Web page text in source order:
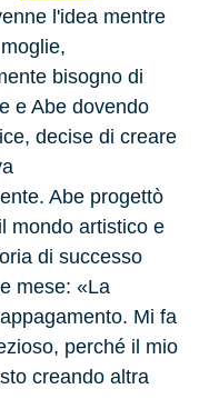
l'idea mentre
bisogno di
e Abe dovendo
decise di creare
Abe progettò
mondo artistico e
di successo
mese: «La
Mi fa
perché il mio
creando altra